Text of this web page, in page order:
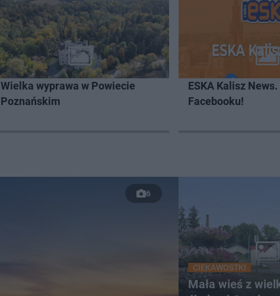
Wielka wyprawa w Powiecie
Poznańskim
ESKA Kalisz
Facebooku!
6
CIEKAWOSTKI
Mała wieś z